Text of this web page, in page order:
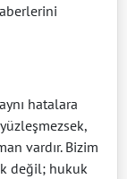
hatalara
vardır. Bizim
değil; hukuk